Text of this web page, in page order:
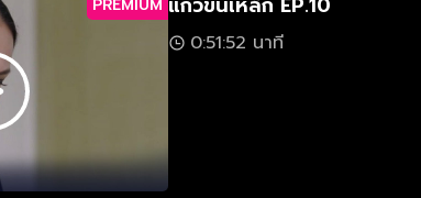
PREMIUM
0:51:52 นาที